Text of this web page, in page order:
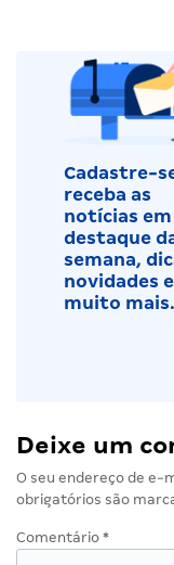
Cadastre-
receba as
notícias em
destaque
semana,
novidades e
muito mais.
Deixe um
O seu endereço de e-
obrigatórios são
Comentário *